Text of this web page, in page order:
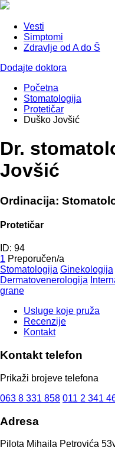
Vesti
Simptomi
Zdravlje od A do Š
Dodajte doktora
Početna
Stomatologija
Protetičar
Duško Jovšić
Dr.
Jovšić
Ordinacija:
Protetičar
ID: 94
1 Preporučen/a
Stomatologija Ginekologija
Dermatovenerologija
grane
Usluge koje pruža
Recenzije
Kontakt
Kontakt telefon
Prikaži brojeve telefona
063 8 331 858 011 2 341
Adresa
Pilota Mihaila Petrovića